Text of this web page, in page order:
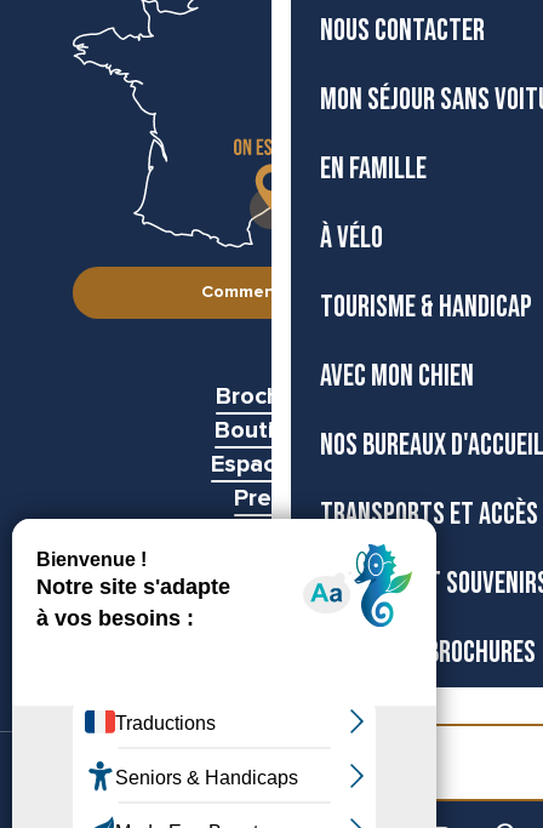
NOUS CONTACTER
MON SÉJOUR SANS
EN FAMILLE
À VÉLO
TOURISME & HANDICAP
AVEC MON CHIEN
NOS BUREAUX D'ACCUEIL
TRANSPORTS ET ACCÈS
BOUTIQUE ET
CARTES ET BROCHURES
Comment venir ?
Brochures
Boutiques
Espace pro
Presse